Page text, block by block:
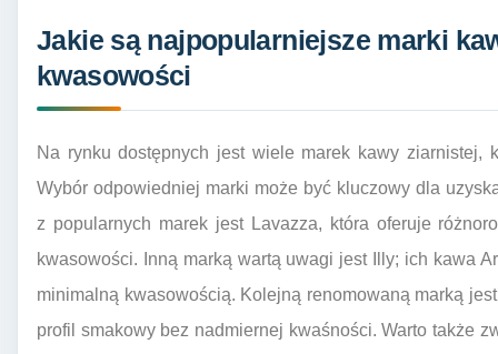
Jakie są najpopularniejsze marki
kwasowości
Na rynku dostępnych jest wiele marek kawy ziarnistej,
Wybór odpowiedniej marki może być kluczowy dla
z popularnych marek jest Lavazza, która oferuje
kwasowości. Inną marką wartą uwagi jest Illy; ich kawa
minimalną kwasowością. Kolejną renomowaną marką
profil smakowy bez nadmiernej kwaśności. Warto także